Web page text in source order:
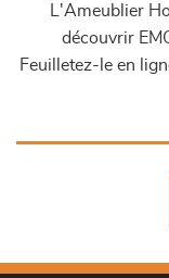
L'Ameublier
découvrir
Feuilletez-le en